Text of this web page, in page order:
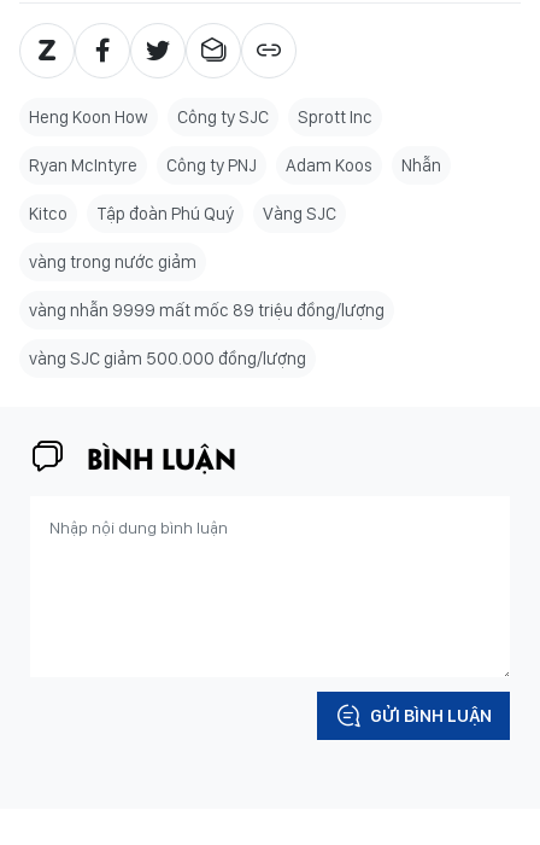
Heng Koon How Công ty SJC Sprott Inc
Ryan McIntyre Công ty PNJ Adam Koos Nhẫn
Kitco Tập đoàn Phú Quý Vàng SJC
vàng trong nước giảm
vàng nhẫn 9999 mất mốc 89 triệu đồng/lượng
vàng SJC giảm 500.000 đồng/lượng
BÌNH LUẬN
GỬI BÌNH LUẬN